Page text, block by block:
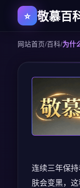
敬慕百
网站首页/百科/为什
连续三年保
肤会变黑，